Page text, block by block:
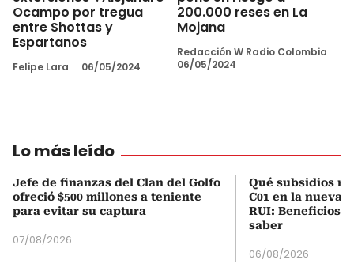
Ocampo por tregua
entre Shottas y
Espartanos
Felipe Lara 06/05/2024
200.000 reses en La
Mojana
Redacción W Radio Colombia
06/05/2024
Lo más leído
Jefe de finanzas del Clan del Golfo
ofreció $500 millones a teniente
para evitar su captura
07/08/2026
Qué subsidios
C01 en la nueva
RUI: Beneficios
saber
06/08/2026